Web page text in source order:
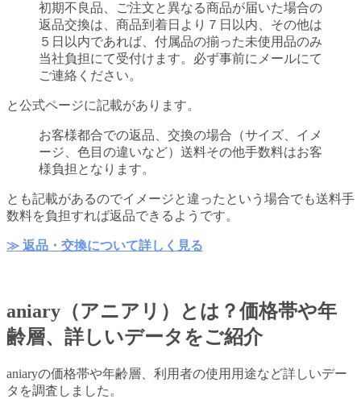
初期不良品、ご注文と異なる商品が届いた場合の
返品交換は、商品到着日より７日以内、その他は
５日以内であれば、付属品の揃った未使用品のみ
当社負担にて受付けます。必ず事前にメールにて
ご連絡ください。
と公式ページに記載があります。
お客様都合での返品、交換の場合（サイズ、イメ
ージ、色目の違いなど）送料その他手数料はお客
様負担となります。
とも記載があるのでイメージと違ったという場合でも送料手
数料を負担すれば返品できるようです。
≫ 返品・交換について詳しく見る
aniary（アニアリ）とは？価格帯や年
齢層、詳しいデータをご紹介
aniaryの価格帯や年齢層、利用者の使用用途など詳しいデー
タを調査しました。